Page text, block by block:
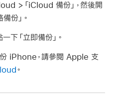
>「iCloud 備份」，然後開
份」。
下「立即備份」。
iPhone，請參閱 Apple 支
。